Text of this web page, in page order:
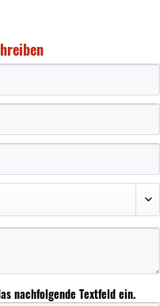
nachfolgende Textfeld ein.